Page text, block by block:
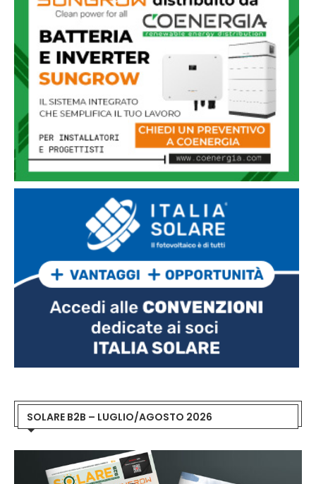
SOLARE B2B – LUGLIO/AGOSTO 2026